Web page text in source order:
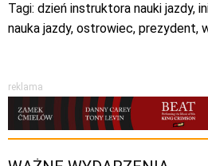
Tagi: dzień instruktora nauki jazdy,
nauka jazdy, ostrowiec, prezydent,
reklama